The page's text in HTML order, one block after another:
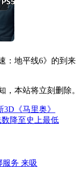
：地平线6》的到来
，本站将立刻删除。
《马里奥》
降至史上最低